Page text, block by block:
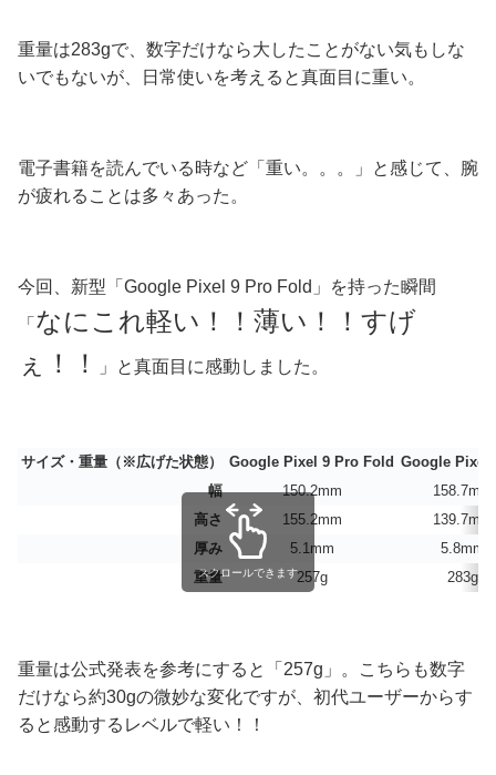
重量は283gで、数字だけなら大したことがない気もしな
いでもないが、日常使いを考えると真面目に重い。
電子書籍を読んでいる時など「重い。。。」と感じて、腕
が疲れることは多々あった。
今回、新型「Google Pixel 9 Pro Fold」を持った瞬間
「 なにこれ軽い！！薄い！！すげ
ぇ！！
」と真面目に感動しました。
サイズ・重量（※広げた状態） Google Pixel 9 Pro Fold Google Pixel
幅
150.2mm
158.7mm
高さ
155.2mm
139.7mm
厚み
5.1mm
5.8mm
重量
257g 283g
スクロールできます
重量は公式発表を参考にすると「257g」。こちらも数字
だけなら約30gの微妙な変化ですが、初代ユーザーからす
ると感動するレベルで軽い！！